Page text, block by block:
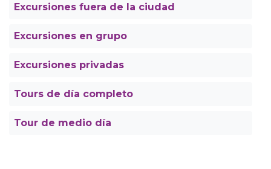
Excursiones fuera de la ciudad
Excursiones en grupo
Excursiones privadas
Tours de día completo
Tour de medio día